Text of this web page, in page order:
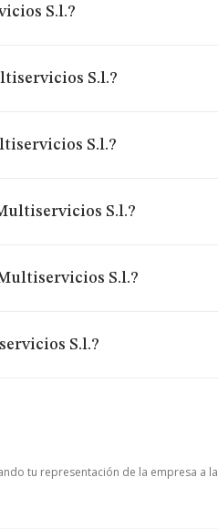
S.l.?
S.l.?
S.l.?
S.l.?
S.l.?
S.l.?
tu representación de la empresa a la